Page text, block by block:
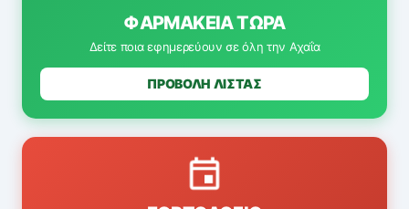
ΦΑΡΜΑΚΕΊΑ ΤΏΡΑ
Δείτε ποια εφημερεύουν σε όλη την Αχαΐα
ΠΡΟΒΟΛΗ ΛΙΣΤΑΣ